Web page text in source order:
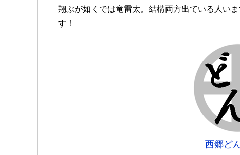
翔ぶが如くでは竜雷太。結構両方出ている人いま
す！
西郷ど